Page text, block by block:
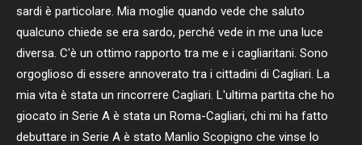
sardi è particolare. Mia moglie quando vede che saluto
qualcuno chiede se era sardo, perché vede in me una luce
diversa. C'è un ottimo rapporto tra me e i cagliaritani. Sono
orgoglioso di essere annoverato tra i cittadini di Cagliari. La
mia vita è stata un rincorrere Cagliari. L'ultima partita che ho
giocato in Serie A è stata un Roma-Cagliari, chi mi ha fatto
debuttare in Serie A è stato Manlio Scopigno che vinse lo